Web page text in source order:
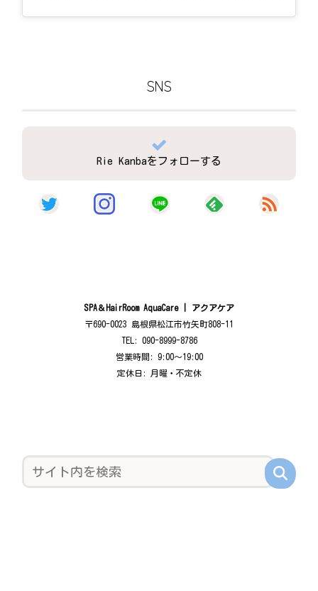
SNS
Rie Kanbaをフォローする
SPA＆HairRoom AquaCare | アクアケア
〒690-0023 島根県松江市竹矢町808-11
TEL: 090-8999-8786
営業時間: 9:00〜19:00
定休日: 月曜・不定休